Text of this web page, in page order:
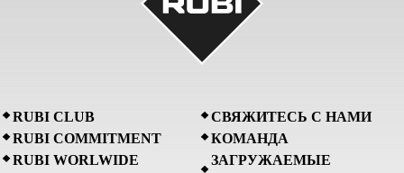
RUBI CLUB
RUBI COMMITMENT
RUBI WORLWIDE
СВЯЖИТЕСЬ С НАМИ
КОМАНДА
ЗАГРУЖАЕМЫЕ